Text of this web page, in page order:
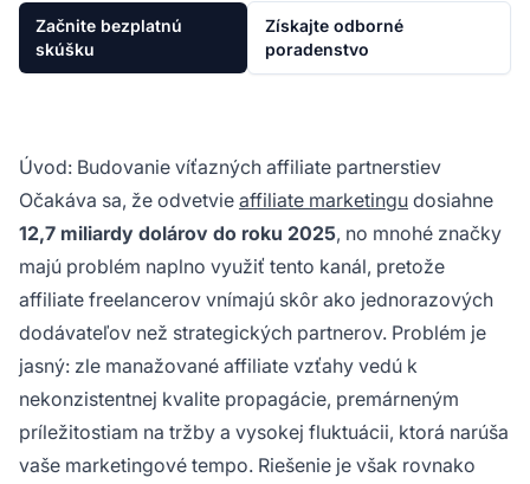
Začnite bezplatnú
skúšku
Získajte odborné
poradenstvo
Úvod: Budovanie víťazných affiliate partnerstiev
Očakáva sa, že odvetvie affiliate marketingu dosiahne
12,7 miliardy dolárov do roku 2025, no mnohé značky
majú problém naplno využiť tento kanál, pretože
affiliate freelancerov vnímajú skôr ako jednorazových
dodávateľov než strategických partnerov. Problém je
jasný: zle manažované affiliate vzťahy vedú k
nekonzistentnej kvalite propagácie, premárneným
príležitostiam na tržby a vysokej fluktuácii, ktorá narúša
vaše marketingové tempo. Riešenie je však rovnako